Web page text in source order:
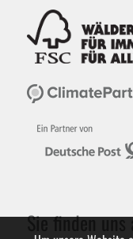
Sie finden uns